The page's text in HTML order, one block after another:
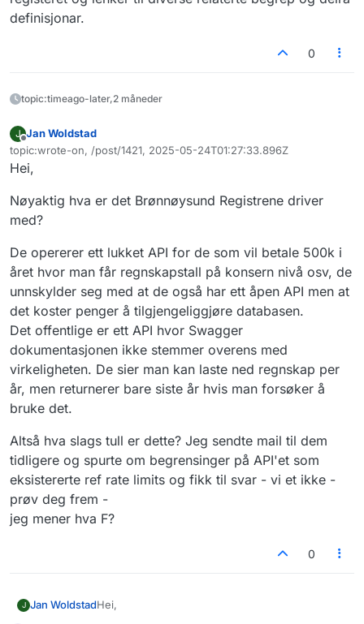
definisjonar.
0
topic:timeago-later,2 måneder
J
Frakoblet
Jan Woldstad
topic:wrote-on, /post/1421, 2025-05-24T01:27:33.896Z
Sist endret av
Hei,
Nøyaktig hva er det Brønnøysund Registrene driver
med?
De opererer ett lukket API for de som vil betale 500k i
året hvor man får regnskapstall på konsern nivå osv, de
unnskylder seg med at de også har ett åpen API men at
det koster penger å tilgjengeliggjøre databasen.
Det offentlige er ett API hvor Swagger
dokumentasjonen ikke stemmer overens med
virkeligheten. De sier man kan laste ned regnskap per
år, men returnerer bare siste år hvis man forsøker å
bruke det.
Altså hva slags tull er dette? Jeg sendte mail til dem
tidligere og spurte om begrensinger på API'et som
eksistererte ref rate limits og fikk til svar - vi et ikke -
prøv deg frem -
jeg mener hva F?
0
J Jan WoldstadHei,